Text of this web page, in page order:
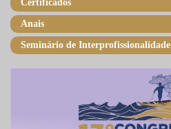
Certificados
Anais
Seminário de Interprofissionalidade